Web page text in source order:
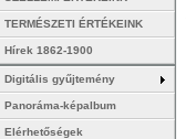
TERMÉSZETI ÉRTÉKEINK
Hírek 1862-1900
Digitális gyűjtemény
Panoráma-képalbum
Elérhetőségek